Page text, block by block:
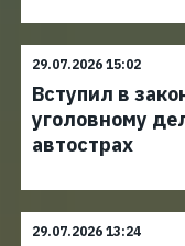
29.07.2026 15:02
Вступил в
уголовному
автострах
29.07.2026 13:24